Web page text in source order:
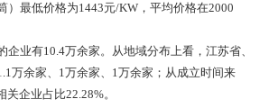
最低价格为1443元/KW，平均价格在2000
业有10.4万余家。从地域分布上看，江苏省、
万余家、1万余家、1万余家；从成立时间来
企业占比22.28%。